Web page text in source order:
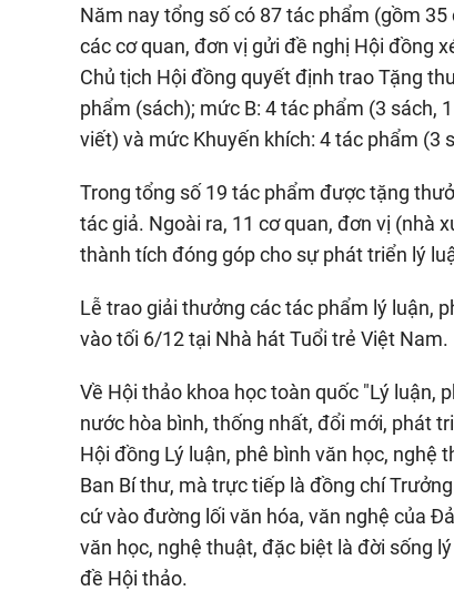
Năm nay tổng số có 87 tác phẩm (gồm
các cơ quan, đơn vị gửi đề nghị Hội đồng
Chủ tịch Hội đồng quyết định trao Tặng
phẩm (sách); mức B: 4 tác phẩm (3 sách,
viết) và mức Khuyến khích: 4 tác phẩm (3
Trong tổng số 19 tác phẩm được tặng
tác giả. Ngoài ra, 11 cơ quan, đơn vị (nhà
thành tích đóng góp cho sự phát triển lý
Lễ trao giải thưởng các tác phẩm lý luận,
vào tối 6/12 tại Nhà hát Tuổi trẻ Việt Nam.
Về Hội thảo khoa học toàn quốc "Lý luận,
nước hòa bình, thống nhất, đổi mới, phát
Hội đồng Lý luận, phê bình văn học,
Ban Bí thư, mà trực tiếp là đồng chí
cứ vào đường lối văn hóa, văn nghệ của
văn học, nghệ thuật, đặc biệt là đời sống
đề Hội thảo.